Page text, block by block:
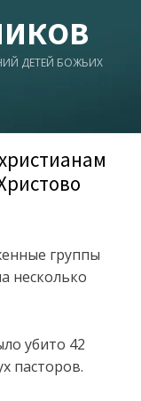
ДЕТЕЙ БОЖЬИХ
группы
несколько
убито 42
пасторов.